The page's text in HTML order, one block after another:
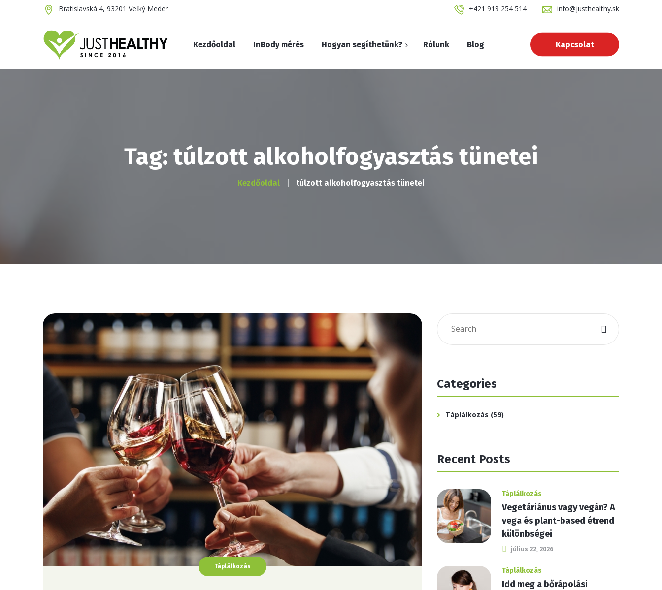
Bratislavská 4, 93201 Veľký Meder +421 918 254 514 info@justhealthy.sk
Kezdőoldal InBody mérés Hogyan segíthetünk?
Inzulinrezisztens vagy cukorbeteg
vagyok
Rólunk Blog Kapcsolat
Tag: túlzott alkoholfogyasztás tünetei
Kezdőoldal túlzott alkoholfogyasztás tünetei
Táplálkozás
Categories
Táplálkozás (59)
Recent Posts
Táplálkozás
Vegetáriánus vagy vegán? A
vega és plant-based étrend
különbségei
július 22, 2026
Táplálkozás
Idd meg a bőrápolási